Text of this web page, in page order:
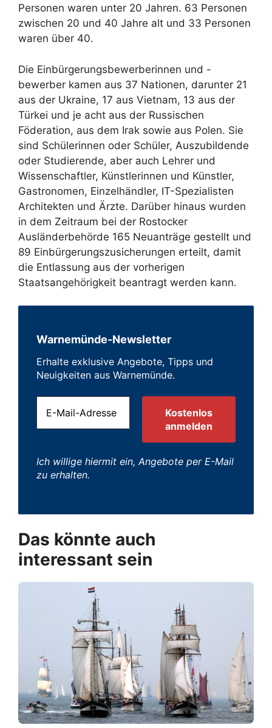
Personen waren unter 20 Jahren. 63 Personen
zwischen 20 und 40 Jahre alt und 33 Personen
waren über 40.
Die Einbürgerungsbewerberinnen und -
bewerber kamen aus 37 Nationen, darunter 21
aus der Ukraine, 17 aus Vietnam, 13 aus der
Türkei und je acht aus der Russischen
Föderation, aus dem Irak sowie aus Polen. Sie
sind Schülerinnen oder Schüler, Auszubildende
oder Studierende, aber auch Lehrer und
Wissenschaftler, Künstlerinnen und Künstler,
Gastronomen, Einzelhändler, IT-Spezialisten
Architekten und Ärzte. Darüber hinaus wurden
in dem Zeitraum bei der Rostocker
Ausländerbehörde 165 Neuanträge gestellt und
89 Einbürgerungszusicherungen erteilt, damit
die Entlassung aus der vorherigen
Staatsangehörigkeit beantragt werden kann.
Warnemünde-Newsletter
Erhalte exklusive Angebote, Tipps und
Neuigkeiten aus Warnemünde.
Ich willige hiermit ein, Angebote per E-Mail
zu erhalten.
Das könnte auch
interessant sein